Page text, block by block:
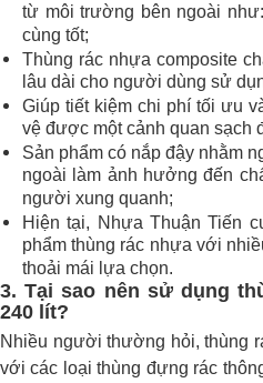
từ môi trường bên ngoài
cùng tốt;
Thùng rác nhựa composite
lâu dài cho người dùng sử
Giúp tiết kiệm chi phí tối ưu
vệ được một cảnh quan sạch
Sản phẩm có nắp đậy nhằm
ngoài làm ảnh hưởng đến
người xung quanh;
Hiện tại, Nhựa Thuận Tiến
phẩm thùng rác nhựa với
thoải mái lựa chọn.
3. Tại sao nên sử dụng
240 lít?
Nhiều người thường hỏi, thùng
với các loại thùng đựng rác